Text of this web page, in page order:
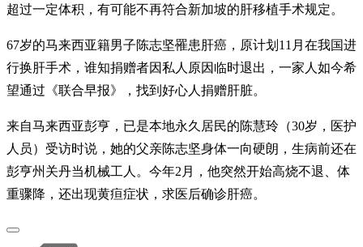
超过一定体积，有可能不再符合新加坡的肝移植手术规定。
67岁的马来西亚籍男子陈志坚罹患肝癌，原计划11月在我国进
行换肝手术，谁知捐赠者因私人原因临时退出，一家人如今希
望通过《联合早报》，找到好心人捐赠肝脏。
来自马来西亚彭亨，已是本地永久居民的陈慧玲（30岁，医护
人员）受访时说，她的父亲陈志坚身体一向硬朗，生病前还在
彭亨州关丹当机械工人。今年2­月，他突然开始高烧不退、体
重骤降，还出现黄疸症状，求医后确诊肝癌。